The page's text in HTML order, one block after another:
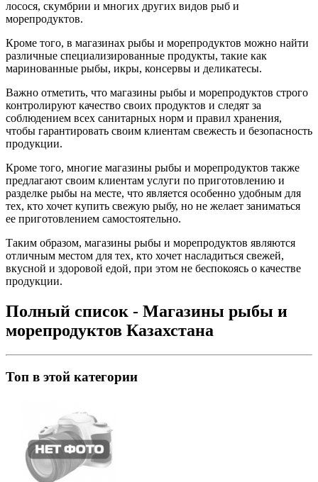
лосося, скумбрии и многих других видов рыб и
морепродуктов.
Кроме того, в магазинах рыбы и морепродуктов можно найти
различные специализированные продукты, такие как
маринованные рыбы, икры, консервы и деликатесы.
Важно отметить, что магазины рыбы и морепродуктов строго
контролируют качество своих продуктов и следят за
соблюдением всех санитарных норм и правил хранения,
чтобы гарантировать своим клиентам свежесть и безопасность
продукции.
Кроме того, многие магазины рыбы и морепродуктов также
предлагают своим клиентам услуги по приготовлению и
разделке рыбы на месте, что является особенно удобным для
тех, кто хочет купить свежую рыбу, но не желает заниматься
ее приготовлением самостоятельно.
Таким образом, магазины рыбы и морепродуктов являются
отличным местом для тех, кто хочет насладиться свежей,
вкусной и здоровой едой, при этом не беспокоясь о качестве
продукции.
Полный список - Магазины рыбы и
морепродуктов Казахстана
Топ в этой категории